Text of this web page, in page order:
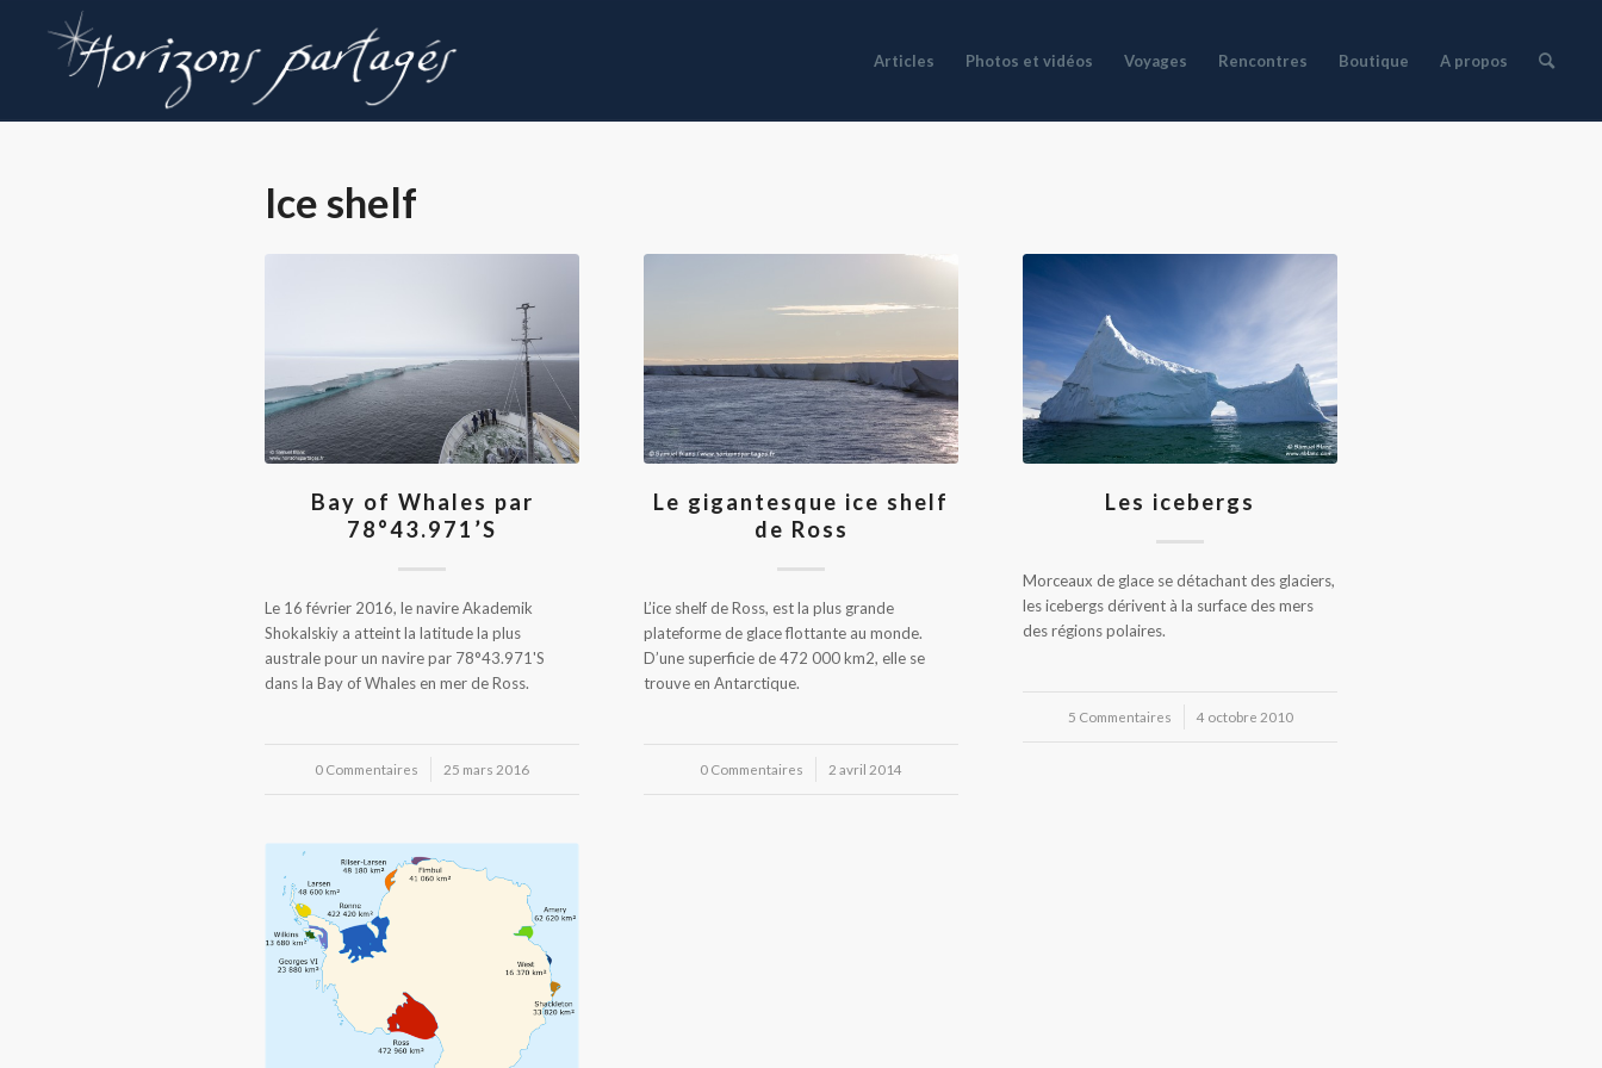
Articles Photos et vidéos Voyages Rencontres Boutique A propos
Ice shelf
Bay of Whales par
78°43.971’S
Le 16 février 2016, le navire Akademik
Shokalskiy a atteint la latitude la plus
australe pour un navire par 78°43.971'S
dans la Bay of Whales en mer de Ross.
0 Commentaires
/ 25 mars 2016
Le gigantesque ice shelf
de Ross
L’ice shelf de Ross, est la plus grande
plateforme de glace flottante au monde.
D’une superficie de 472 000 km2, elle se
trouve en Antarctique.
0 Commentaires
/ 2 avril 2014
Les icebergs
Morceaux de glace se détachant des glaciers,
les icebergs dérivent à la surface des mers
des régions polaires.
5 Commentaires
/ 4 octobre 2010